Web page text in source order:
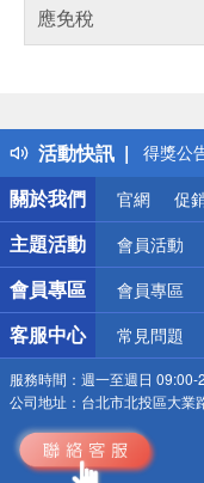
應免稅
活動快訊
得獎公
熱門話
銀行優
偏遠地
詐騙網
關於我們
官網 促
主題活動 會員活動
會員專區 會員專區
客服中心 常見問題
服務時間： 週一至週日 09:00-
公司地址： 台北市北投區大業